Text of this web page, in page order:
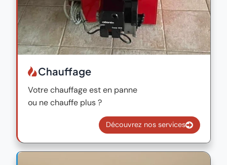
Chauffage
Votre chauffage est en panne
ou ne chauffe plus ?
Découvrez nos services